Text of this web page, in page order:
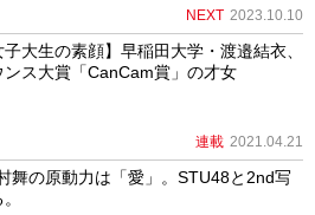
NEXT 2023.10.10
子大生の素顔】早稲田大学・渡邉結衣、
ンス大賞「CanCam賞」の才女
連載 2021.04.21
舞の原動力は「愛」。STU48と2nd写